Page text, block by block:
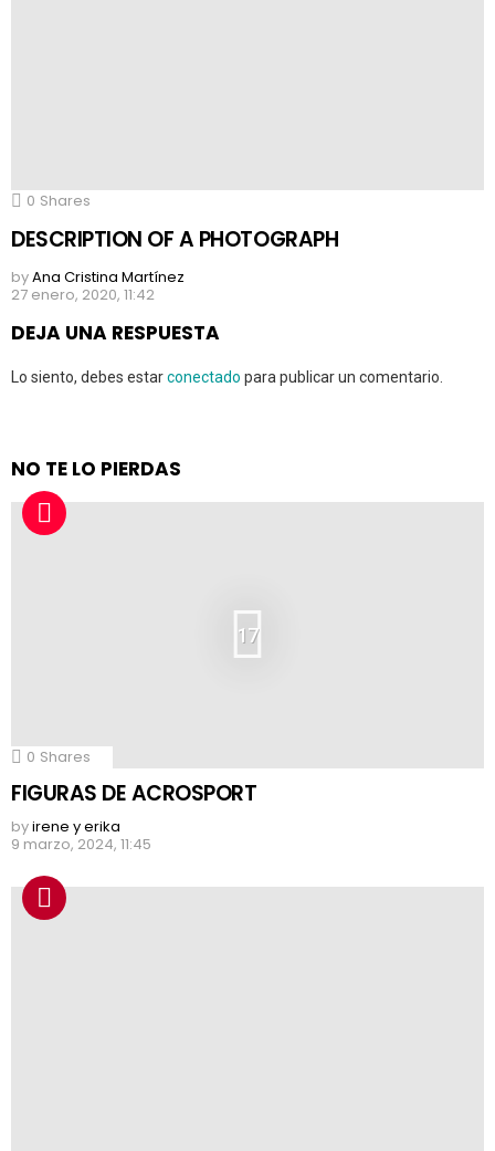
0 Shares
DESCRIPTION OF A PHOTOGRAPH
byAna Cristina Martínez
27 enero, 2020, 11:42
DEJA UNA RESPUESTA
Lo siento, debes estarconectado para publicar un comentario.
NO TE LO PIERDAS
17
0 Shares
FIGURAS DE ACROSPORT
byirene y erika
9 marzo, 2024, 11:45